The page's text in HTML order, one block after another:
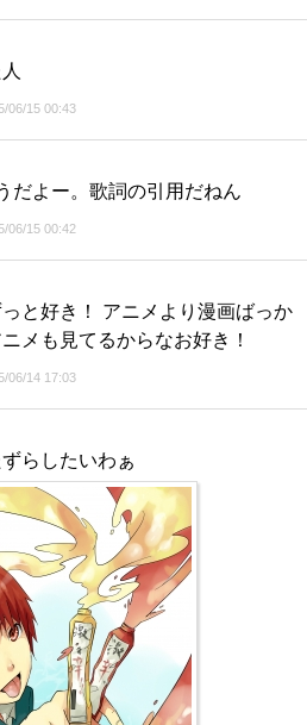
06/15 00:43
だよー。歌詞の引用だねん
06/15 00:42
と好き！ アニメより漫画ばっか
メも見てるからなお好き！
06/14 17:03
らしたいわぁ